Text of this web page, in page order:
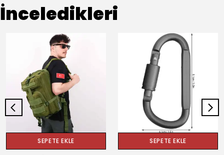
İnceledikleri
SEPETE EKLE SEPETE EKLE